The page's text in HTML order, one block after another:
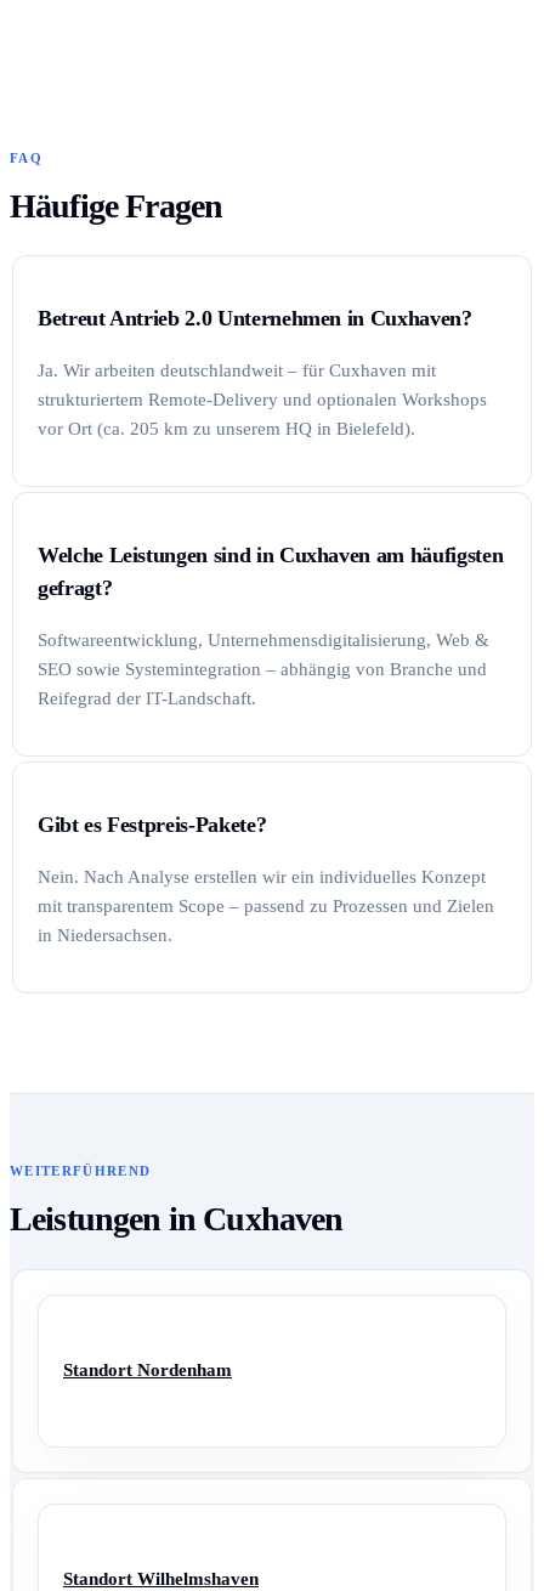
FAQ
Häufige Fragen
Betreut Antrieb 2.0 Unternehmen in Cuxhaven?
Ja. Wir arbeiten deutschlandweit – für Cuxhaven mit
strukturiertem Remote-Delivery und optionalen Workshops
vor Ort (ca. 205 km zu unserem HQ in Bielefeld).
Welche Leistungen sind in Cuxhaven am häufigsten
gefragt?
Softwareentwicklung, Unternehmensdigitalisierung, Web &
SEO sowie Systemintegration – abhängig von Branche und
Reifegrad der IT-Landschaft.
Gibt es Festpreis-Pakete?
Nein. Nach Analyse erstellen wir ein individuelles Konzept
mit transparentem Scope – passend zu Prozessen und Zielen
in Niedersachsen.
WEITERFÜHREND
Leistungen in Cuxhaven
Standort Nordenham
Standort Wilhelmshaven